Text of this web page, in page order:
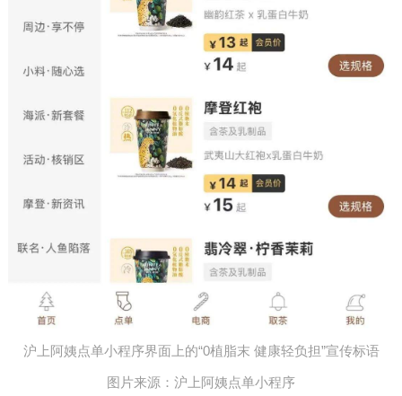
沪上阿姨点单小程序界面上的“0植脂末 健康轻负担”宣传标语
图片来源：沪上阿姨点单小程序